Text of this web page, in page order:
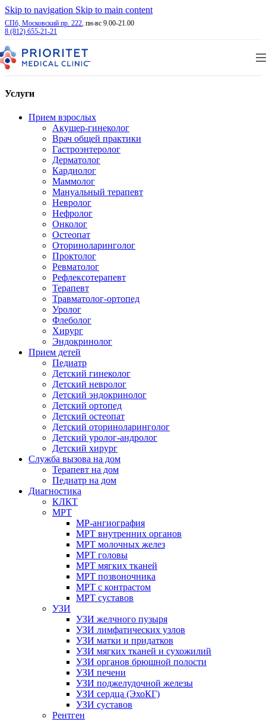
Skip to navigation Skip to main content
СПб, Московский пр. 222, пн-вс 9.00-21.00
8 (812) 655-21-21
Услуги
Прием взрослых
Акушер-гинеколог
Врач общей практики
Гастроэнтеролог
Дерматолог
Кардиолог
Маммолог
Мануальный терапевт
Невролог
Нефролог
Онколог
Остеопат
Оториноларинголог
Проктолог
Ревматолог
Рефлексотерапевт
Терапевт
Травматолог-ортопед
Уролог
Флеболог
Хирург
Эндокринолог
Прием детей
Педиатр
Детский гинеколог
Детский невролог
Детский эндокринолог
Детский ортопед
Детский остеопат
Детский оториноларинголог
Детский уролог-андролог
Детский хирург
Служба вызова на дом
Терапевт на дом
Педиатр на дом
Диагностика
КЛКТ
МРТ
МР-ангиография
МРТ внутренних органов
МРТ молочных желез
МРТ головы
МРТ мягких тканей
МРТ позвоночника
МРТ с контрастом
МРТ суставов
УЗИ
УЗИ желчного пузыря
УЗИ лимфатических узлов
УЗИ матки и придатков
УЗИ мягких тканей и сухожилий
УЗИ органов брюшной полости
УЗИ печени
УЗИ поджелудочной железы
УЗИ сердца (ЭхоКГ)
УЗИ суставов
Рентген